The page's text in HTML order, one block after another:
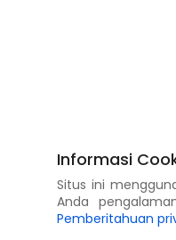
Informasi
Situs ini
Anda
Pemberitahuan